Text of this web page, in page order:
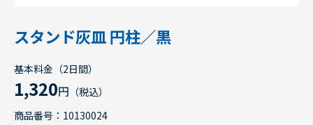
スタンド灰皿 円柱／黒
基本料金（2日間）
1,320円 （税込）
商品番号：10130024